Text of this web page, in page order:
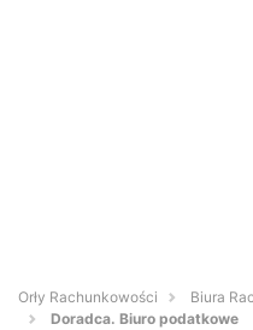
Orły Rachunkowości
Biura
Doradca. Biuro podatkowe